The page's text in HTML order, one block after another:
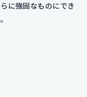
に強固なものにでき